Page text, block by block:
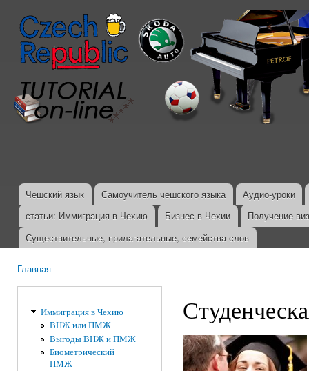
Главное меню
Чешский язык Самоучитель чешского языка
Аудио-уроки
статьи: Иммиграция в Чехию
Бизнес в Чехии
Получение
Существительные, прилагательные, семейства слов
Главная
Иммиграция в Чехию
ВНЖ или ПМЖ
Выгоды ВНЖ и ПМЖ
Биометрический
ПМЖ